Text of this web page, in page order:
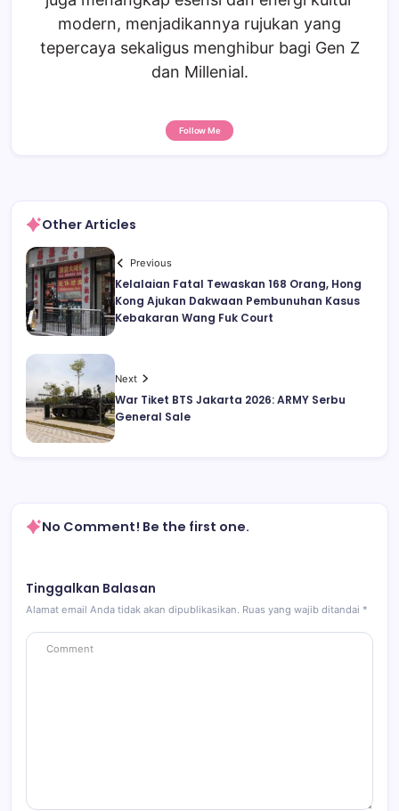
modern, menjadikannya rujukan yang
tepercaya sekaligus menghibur bagi Gen Z
dan Millenial.
Follow Me
Other Articles
Previous
Kelalaian Fatal Tewaskan 168 Orang, Hong
Kong Ajukan Dakwaan Pembunuhan Kasus
Kebakaran Wang Fuk Court
Next
War Tiket BTS Jakarta 2026: ARMY Serbu
General Sale
No Comment! Be the first one.
Tinggalkan Balasan
Alamat email Anda tidak akan dipublikasikan. Ruas yang wajib ditandai *